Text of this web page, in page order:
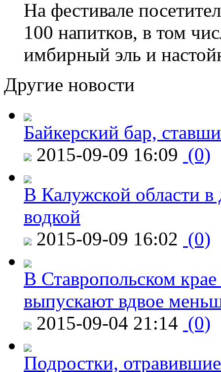
На фестивале
100 напитков, в том
имбирный эль и
Другие новости
Байкерский бар,
2015-09-09 16:09 (0)
В Калужской области в
водкой
2015-09-09 16:02 (0)
В Ставропольском
выпускают вдвое
2015-09-04 21:14 (0)
Подростки,